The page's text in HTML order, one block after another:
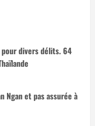
divers délits. 64
Ngan et pas assurée à